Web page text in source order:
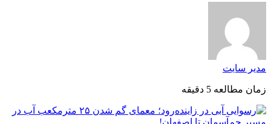
مدیر سایت
زمان مطالعه 5 دقیقه